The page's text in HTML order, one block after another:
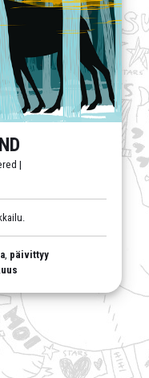
|
päivittyy